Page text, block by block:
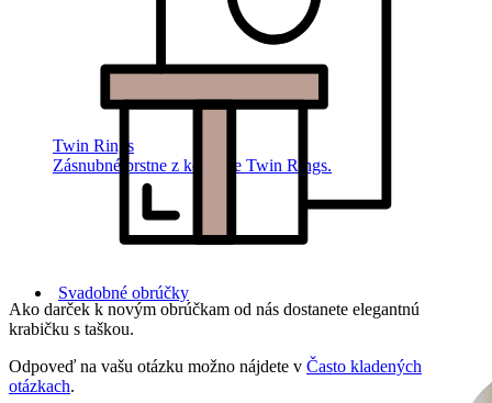
Twin Rings
Zásnubné prstne z kolekcie Twin Rings.
Svadobné obrúčky
Ako darček k novým obrúčkam od nás dostanete elegantnú
krabičku s taškou.
Odpoveď na vašu otázku možno nájdete v Často kladených
otázkach.